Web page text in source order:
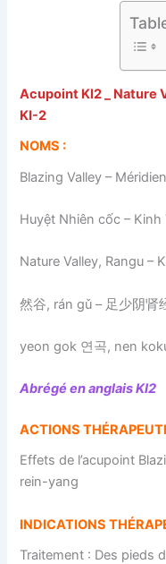
Acupoint KI2 _ Nature
KI-2
NOMS :
Blazing Valley –
Huyệt Nhiên cốc –
Nature Valley, Rangu –
然谷, rán gǔ – 足少阴肾
yeon gok 연곡, nen
Abrégé en anglais KI2
ACTIONS
Effets de l’acupoint
rein-yang
INDICATIONS
Traitement : Des pieds